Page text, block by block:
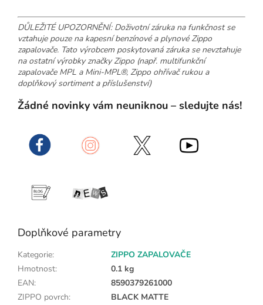
DŮLEŽITÉ UPOZORNĚNÍ: Doživotní záruka na funkčnost se
vztahuje pouze na kapesní benzínové a plynové Zippo
zapalovače. Tato výrobcem poskytovaná záruka se nevztahuje
na ostatní výrobky značky Zippo (např. multifunkční
zapalovače MPL a Mini-MPL®, Zippo ohřívač rukou a
doplňkový sortiment a příslušenství)
Žádné novinky vám neuniknou – sledujte nás!
Doplňkové parametry
Kategorie:
ZIPPO ZAPALOVAČE
Hmotnost:
0.1 kg
EAN:
8590379261000
ZIPPO povrch:
BLACK MATTE